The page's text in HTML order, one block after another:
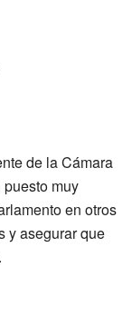
de la Cámara
muy
en otros
y asegurar que